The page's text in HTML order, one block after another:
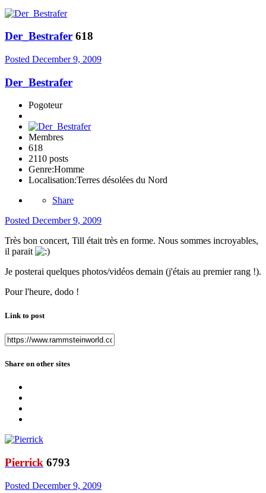
Der_Bestrafer 618
Posted December 9, 2009
Der_Bestrafer
Pogoteur
Membres
618
2110 posts
Genre:Homme
Localisation:Terres désolées du Nord
Share
Posted December 9, 2009
Très bon concert, Till était très en forme. Nous sommes incroyables,
il parait
Je posterai quelques photos/vidéos demain (j'étais au premier rang !).
Pour l'heure, dodo !
Link to post
Share on other sites
Pierrick 6793
Posted December 9, 2009